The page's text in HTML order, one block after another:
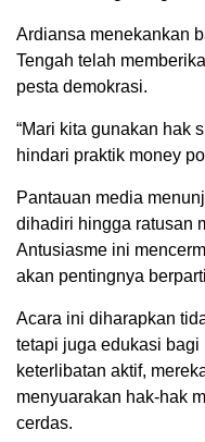
Ardiansa menekankan
Tengah telah
pesta demokrasi.
“Mari kita gunakan hak
hindari praktik money
Pantauan media
dihadiri hingga ratusan
Antusiasme ini
akan pentingnya
Acara ini diharapkan
tetapi juga edukasi
keterlibatan aktif,
menyuarakan hak-hak
cerdas.